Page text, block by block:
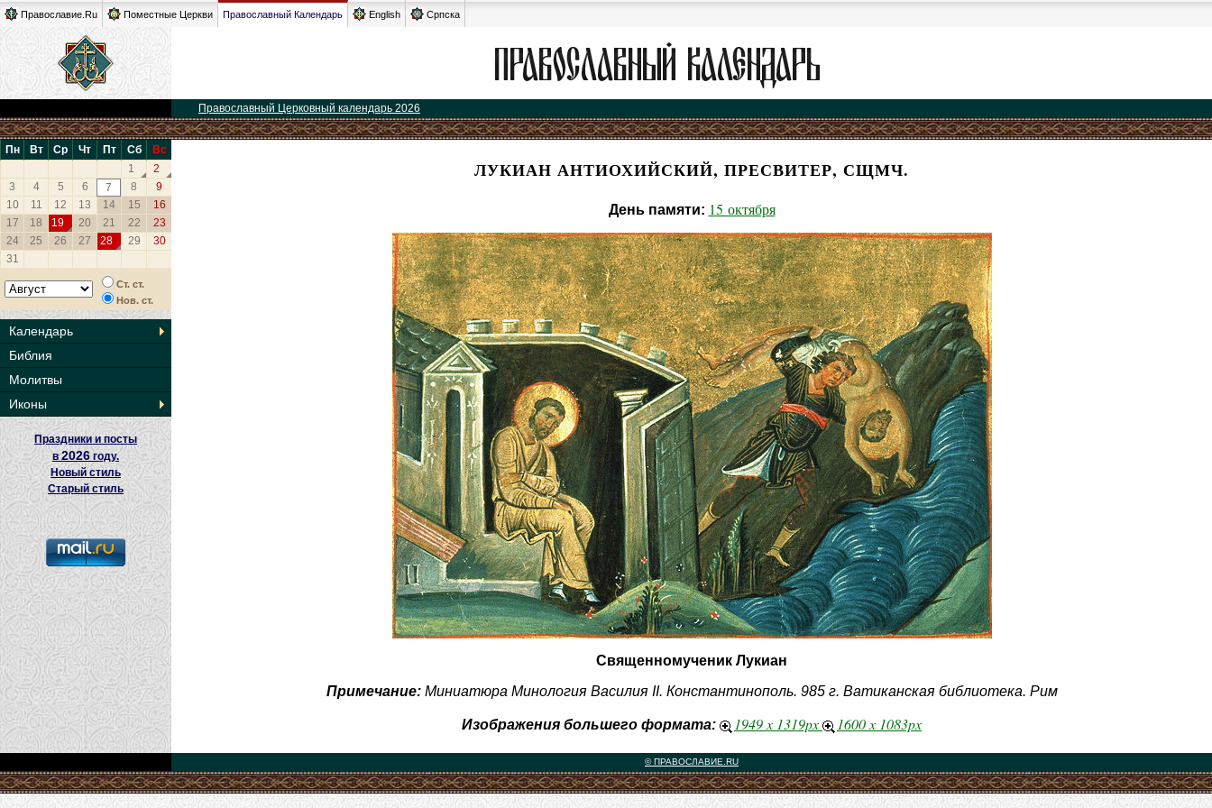
Православие.Ru Поместные Церкви Православный Календарь English Српска
Православный Церковный календарь 2026
Пн Вт Ср Чт Пт Сб
Вс
1
2
3
4 5 6 7 8
9
10
11 12 13 14 15
16
17
18 19 20 21 22
23
24
25 26 27 28 29
30
31
Ст. ст.
Нов. ст.
Календарь
Библия
Молитвы
Иконы
Праздники и посты
в2026 году.
Новый стиль
Старый стиль
ЛУКИАН АНТИОХИЙСКИЙ, ПРЕСВИТЕР, СЩМЧ.
День памяти: 15 октября
Священномученик Лукиан
Примечание:Миниатюра Минология Василия II. Константинополь. 985 г. Ватиканская библиотека. Рим
Изображения большего формата: 1949 x 1319px 1600 x 1083px
© ПРАВОСЛАВИЕ.RU